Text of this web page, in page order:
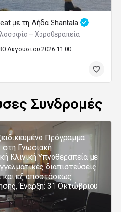
με τη Λήδα Shantala
– Χοροθεραπεία
Αυγούστου 2026 11:00
Συνδρομές
Πρόγραμμα
στη Γνωσιακή
Κλινική Υπνοθεραπεία με
διαπιστεύσεις
και εξ αποστάσεως
Έναρξη: 31 Οκτώβριου